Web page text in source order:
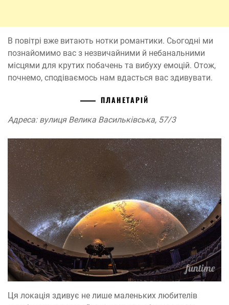
В повітрі вже витають нотки романтики. Сьогодні ми
познайомимо вас з незвичайними й небанальними
місцями для крутих побачень та вибуху емоцій. Отож,
почнемо, сподіваємось нам вдасться вас здивувати.
ПЛАНЕТАРІЙ
Адреса: вулиця Велика Васильківська, 57/3
Ця локація здивує не лише маленьких любителів